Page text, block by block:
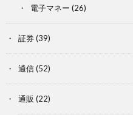
電子マネー (26)
証券(39)
通信(52)
通販 (22)